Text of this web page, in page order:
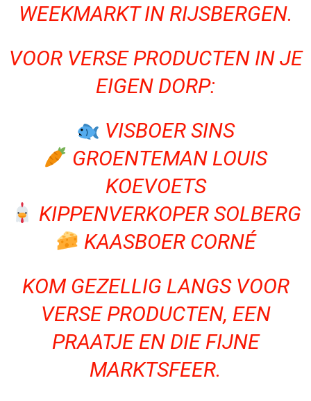
WEEKMARKT IN RIJSBERGEN.
VOOR VERSE PRODUCTEN IN JE
EIGEN DORP:
VISBOER SINS
GROENTEMAN LOUIS
KOEVOETS
KIPPENVERKOPER SOLBERG
KAASBOER CORNÉ
KOM GEZELLIG LANGS VOOR
VERSE PRODUCTEN, EEN
PRAATJE EN DIE FIJNE
MARKTSFEER.